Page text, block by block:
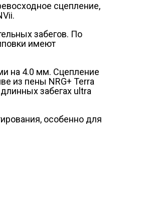
сцепление,
забегов. По
имеют
на 4.0 мм. Сцепление
из пены NRG+ Terra
забегах ultra
особенно для